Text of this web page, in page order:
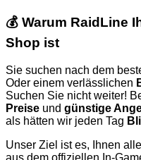
💰 Warum RaidLine
Shop ist
Sie suchen nach dem
Oder einem verlässlichen
Suchen Sie nicht weiter!
Preise und günstige
als hätten wir jeden Tag
Unser Ziel ist es, Ihnen
aus dem offiziellen In-